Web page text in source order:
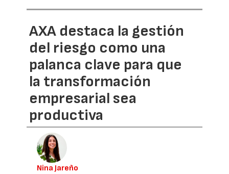
AXA destaca la gestión
del riesgo como una
palanca clave para que
la transformación
empresarial sea
productiva
Nina Jareño